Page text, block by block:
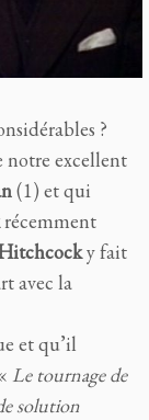
?
notre excellent
(1) et qui
récemment
y fait
avec la
et qu’il
Le tournage de
solution